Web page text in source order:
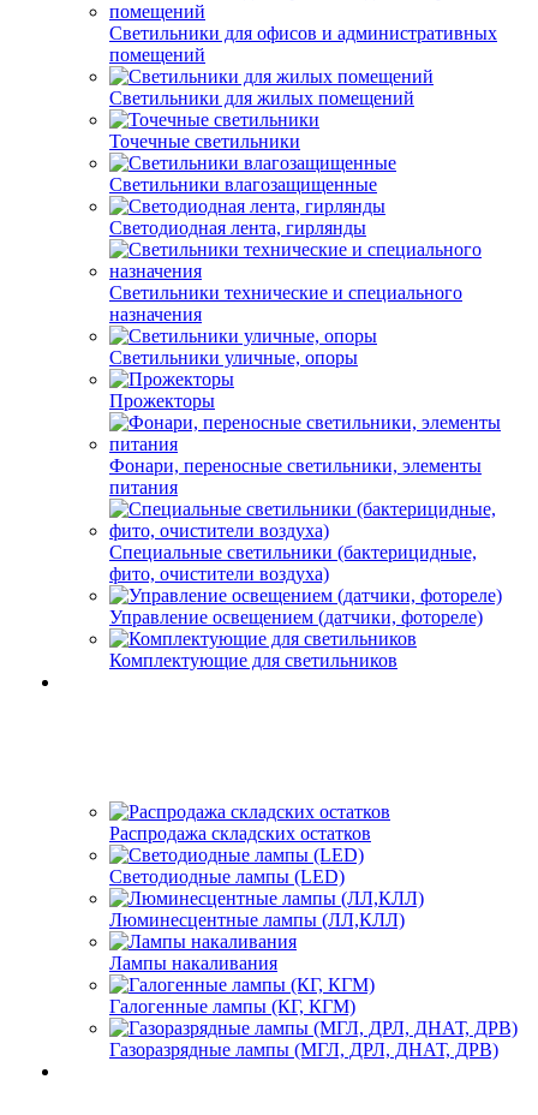
Светильники для офисов и административных
помещений
Светильники для жилых помещений
Точечные светильники
Светильники влагозащищенные
Светодиодная лента, гирлянды
Светильники технические и специального
назначения
Светильники уличные, опоры
Прожекторы
Фонари, переносные светильники, элементы
питания
Специальные светильники (бактерицидные,
фито, очистители воздуха)
Управление освещением (датчики, фотореле)
Комплектующие для светильников
Распродажа складских остатков
Светодиодные лампы (LED)
Люминесцентные лампы (ЛЛ,КЛЛ)
Лампы накаливания
Галогенные лампы (КГ, КГМ)
Газоразрядные лампы (МГЛ, ДРЛ, ДНАТ, ДРВ)